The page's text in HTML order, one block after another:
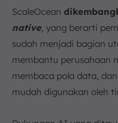
ScaleOcean
native, yang berarti
sudah menjadi bagian
membantu perusahaan
membaca pola data,
mudah digunakan oleh